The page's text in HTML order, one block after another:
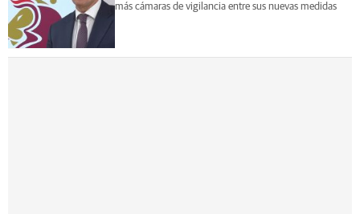
más cámaras de vigilancia entre sus nuevas medidas